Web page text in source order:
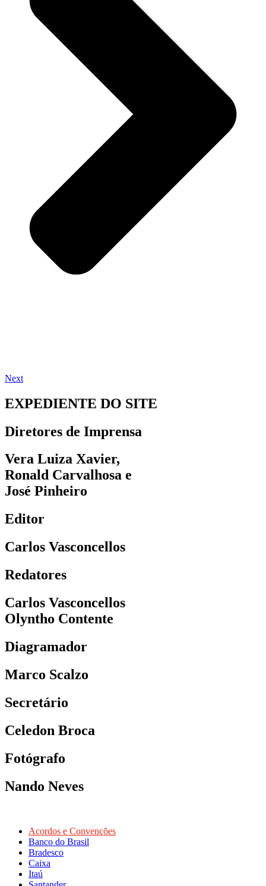
Next
EXPEDIENTE DO SITE
Diretores de Imprensa
Vera Luiza Xavier,
Ronald Carvalhosa e
José Pinheiro
Editor
Carlos Vasconcellos
Redatores
Carlos Vasconcellos
Olyntho Contente
Diagramador
Marco Scalzo
Secretário
Celedon Broca
Fotógrafo
Nando Neves
Acordos e Convenções
Banco do Brasil
Bradesco
Caixa
Itaú